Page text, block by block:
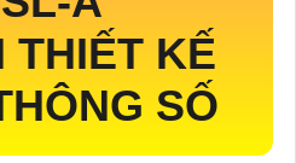
THIẾT KẾ
SỐ